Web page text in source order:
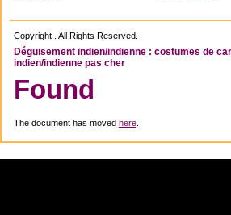
Copyright . All Rights Reserved.
Déguisement indien/indienne : costumes de
indien/indienne pas cher
Found
The document has moved here